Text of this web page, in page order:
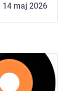
14 maj 2026